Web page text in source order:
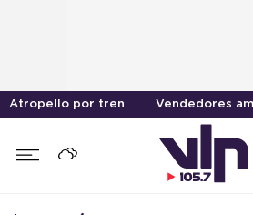
Atropello por tren Vendedores